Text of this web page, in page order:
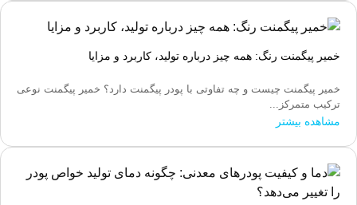
خمیر پیگمنت رنگ: همه چیز درباره تولید، کاربرد و مزایا
خمیر پیگمنت چیست و چه تفاوتی با پودر پیگمنت دارد؟ خمیر پیگمنت نوعی
ترکیب متمرکز...
مشاهده بیشتر